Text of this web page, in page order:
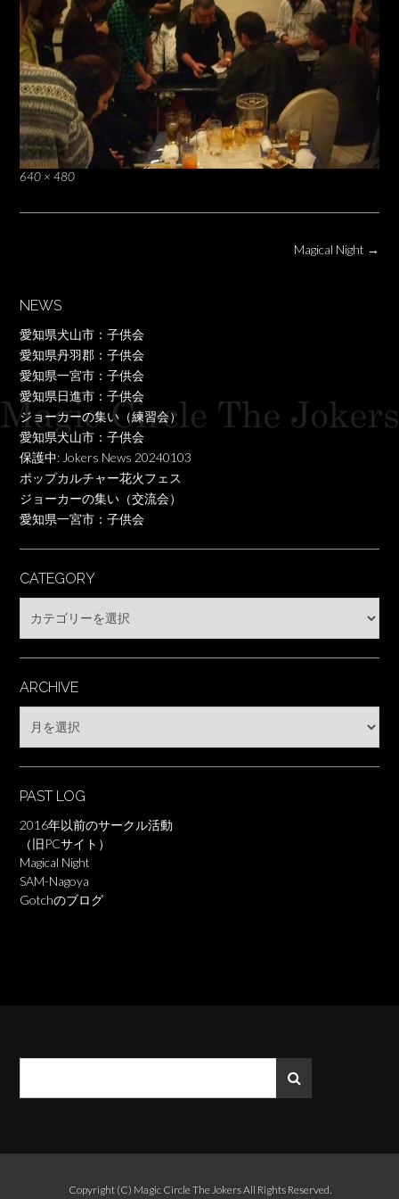
Full
640 × 480
Magical Night →
NEWS
愛知県犬山市：子供会
愛知県丹羽郡：子供会
愛知県一宮市：子供会
愛知県日進市：子供会
ジョーカーの集い（練習会）
愛知県犬山市：子供会
保護中: Jokers News 20240103
ポップカルチャー花火フェス
ジョーカーの集い（交流会）
愛知県一宮市：子供会
CATEGORY
ARCHIVE
PAST LOG
2016年以前のサークル活動
（旧PCサイト）
Magical Night
SAM-Nagoya
Gotchのブログ
Copyright (C) Magic Circle The JokersAll Rights Reserved.